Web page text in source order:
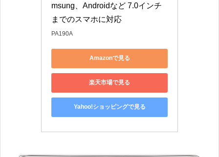
msung、Androidなど 7.0インチ
までのスマホに対応
PA190A
Amazonで見る
楽天市場で見る
Yahoo!ショッピングで見る